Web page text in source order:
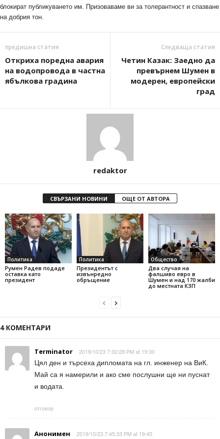
блокират публикуването им. Призоваваме ви за толерантност и спазване
на добрия тон.
предишна статия
Откриха поредна авария
на водопровода в частна
ябълкова градина
Следваща статия
Четин Казак: Заедно да
превърнем Шумен в
модерен, европейски
град
redaktor
СВЪРЗАНИ НОВИНИ ОЩЕ ОТ АВТОРА
Политика
Румен Радев подаде
оставка като
президент
Политика
Президентът с
извънредно
обръщение
Общество
Два случая на
фалшиво евро в
Шумен и над 170 жалби
до местната КЗП
4 КОМЕНТАРИ
Terminator
2019/10/23 7:30:28 PM at 19:30
Цял ден и търсеха дипломата на гл. инженер на ВиК.
Май са я намерили и ако сме послушни ще ни пуснат
и водата.
отговор
Анонимен
2019/10/23 7:45:33 PM at 19:45